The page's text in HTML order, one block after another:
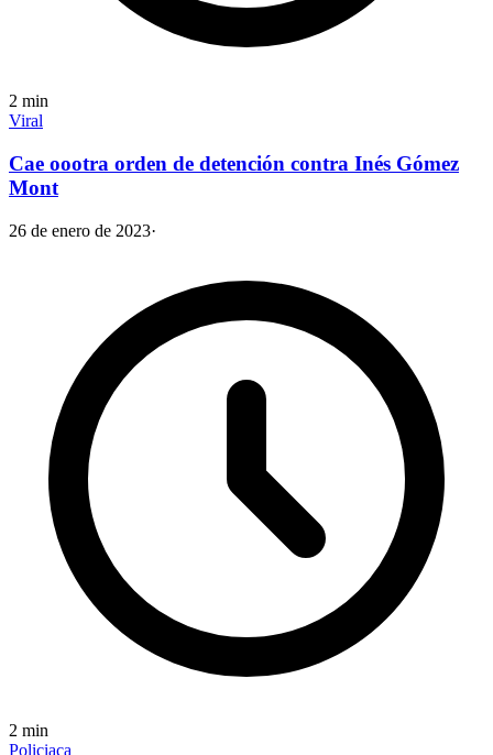
2 min
Viral
Cae oootra orden de detención contra Inés Gómez
Mont
26 de enero de 2023·
2 min
Policiaca